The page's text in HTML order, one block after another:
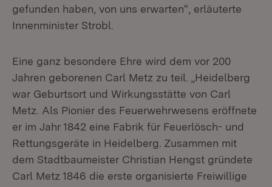
gefunden haben, von uns erwarten“, erläuterte
Innenminister Strobl.
Eine ganz besondere Ehre wird dem vor 200
Jahren geborenen Carl Metz zu teil. „Heidelberg
war Geburtsort und Wirkungsstätte von Carl
Metz. Als Pionier des Feuerwehrwesens eröffnete
er im Jahr 1842 eine Fabrik für Feuerlösch- und
Rettungsgeräte in Heidelberg. Zusammen mit
dem Stadtbaumeister Christian Hengst gründete
Carl Metz 1846 die erste organisierte Freiwillige